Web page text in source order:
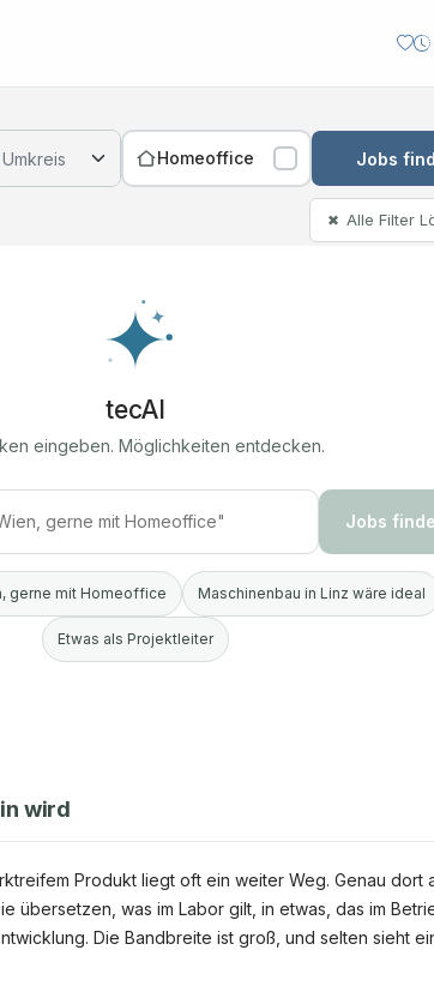
Homeoffice Jobs
✖ Alle Filter
tecAI
eingeben. Möglichkeiten entdecken.
Jobs
gerne mit Homeoffice Maschinenbau in Linz wäre ideal
Etwas als Projektleiter
wird
Produkt liegt oft ein weiter Weg. Genau dort
übersetzen, was im Labor gilt, in etwas, das im
Die Bandbreite ist groß, und selten sieht